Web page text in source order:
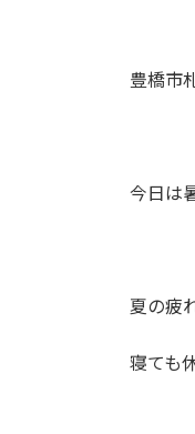
豊橋市
今日は
夏の疲
寝ても